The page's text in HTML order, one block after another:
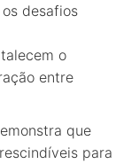
desafios
o
entre
que
para